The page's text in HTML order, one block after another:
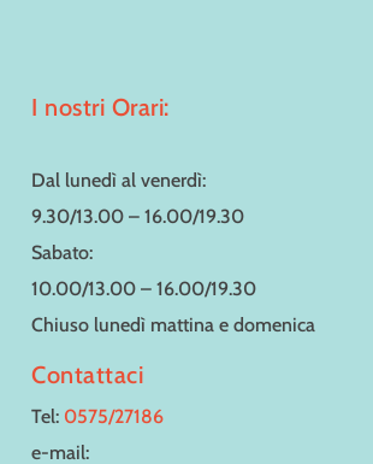
I nostri Orari:
Dal lunedì al venerdì:
9.30/13.00 – 16.00/19.30
Sabato:
10.00/13.00 – 16.00/19.30
Chiuso lunedì mattina e domenica
Contattaci
Tel: 0575/27186
e-mail: